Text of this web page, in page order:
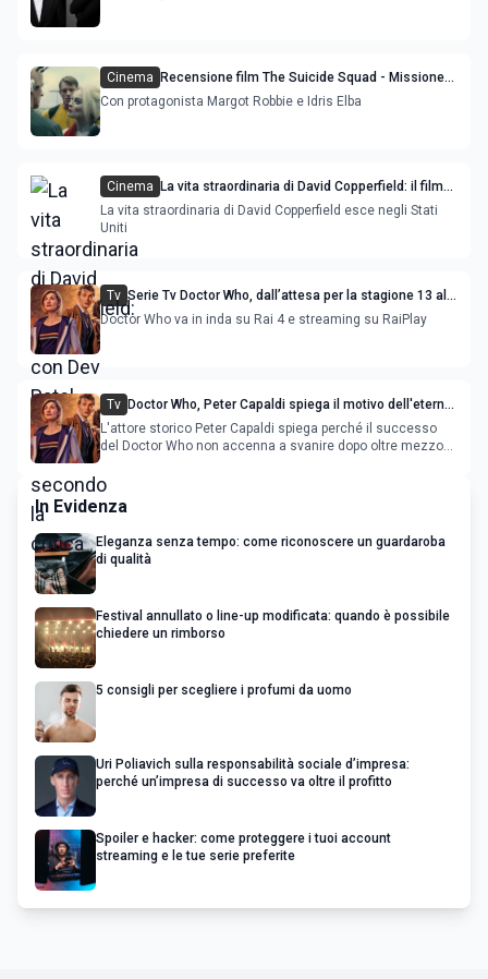
Cinema
Recensione film The Suicide Squad - Missione
suicida
Con protagonista Margot Robbie e Idris Elba
Cinema
La vita straordinaria di David Copperfield: il film
con Dev Patel, da vedere secondo la critica
La vita straordinaria di David Copperfield esce negli Stati
Uniti
Tv Serie Tv Doctor Who, dall’attesa per la stagione 13 alle
possibili trame dei nuovi episodi
Doctor Who va in inda su Rai 4 e streaming su RaiPlay
Tv Doctor Who, Peter Capaldi spiega il motivo dell'eterno
successo
L'attore storico Peter Capaldi spiega perché il successo
del Doctor Who non accenna a svanire dopo oltre mezzo
In Evidenza
Eleganza senza tempo: come riconoscere un guardaroba
di qualità
Festival annullato o line-up modificata: quando è possibile
chiedere un rimborso
5 consigli per scegliere i profumi da uomo
Uri Poliavich sulla responsabilità sociale d’impresa:
perché un’impresa di successo va oltre il profitto
Spoiler e hacker: come proteggere i tuoi account
streaming e le tue serie preferite